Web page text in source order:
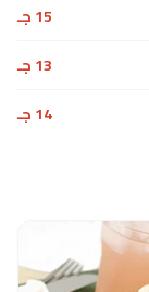
15 جـ
13 جـ
14 جـ